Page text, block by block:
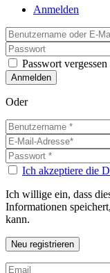
Anmelden
Passwort vergessen
Oder
Ich akzeptiere die
Ich willige ein, dass
Informationen
kann.